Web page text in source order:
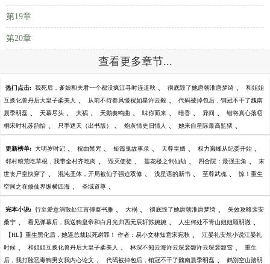
第19章
第20章
查看更多章节...
热门点击: 我死后，爹娘和夫君一个都没疯江寻时连道秋 、 彻底毁了她唐朝淮唐梦绮 、 和姐姐
互换化兽丹后大皇子柔美人 、 从前不待春风慢祝如星许云毅 、 代码被掉包后，销冠不干了魏南
晨季明磊 、 天幕尽头 、 大祸 、 天鹅奏鸣曲 、 味你而来 、 暗香 、 异间 、 错将真心落梧
桐宋时礼苏韵怡 、 只手遮天（出书版） 、 炮灰情史旧情人 、 她来自星际最高监狱 、
更新榜单: 大明岁时记 、 祝由禁咒 、 短篇鬼故事录 、 天尊皇婿 、 权力巅峰从纪委开始 、
邻村粮荒吃草根，我带全村齐吃肉 、 毁灭使徒 、 莲花楼之剑仙劫 、 四合院：最强主角 、 末
世丧尸皇快穿了 、 混沌圣体，开局被仙子强迫双修 、 浅星语的新书 、 至尊武魂 、 惊！重生
空间之在修仙界纵横四海 、 圣域道尊 、
完本小说: 行至爱意消散处江言傅秦书雅 、 大祸 、 彻底毁了她唐朝淮唐梦绮 、 失效攻略裴安
桑宁 、 看见弹幕后，我送狗皇帝和白月光归西元辰轩苏婉婉 、 人生何处不青山姐姐顾明澈 、
【HL】重生黑化后，她逼总裁以死谢罪！ 作者：易小文林知意宋宛秋 、 江晏礼安然小说江晏礼
时候 、 和姐姐互换化兽丹后大皇子柔美人 、 林深不知云海许云琛裴馥许云琛裴馥雪 、 重生
后，我打脸恶毒狗男女我内心论文 、 代码被掉包后，销冠不干了魏南晨季明磊 、 鹤别空山踏明